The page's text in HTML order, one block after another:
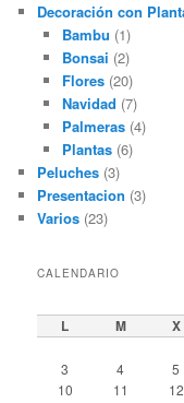
Decoración con
Bambu (1)
Bonsai (2)
Flores(20)
Navidad (7)
Palmeras(4)
Plantas(6)
Peluches (3)
Presentacion (3)
Varios (23)
CALENDARIO
L M X
3
4 5
10
11 12